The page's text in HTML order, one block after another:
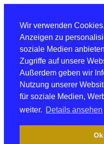
Wir verwenden
Anzeigen zu
soziale Medien
Zugriffe auf unsere
Außerdem geben wir
Nutzung unserer
für soziale Medien,
weiter. Details ansehen
Ok